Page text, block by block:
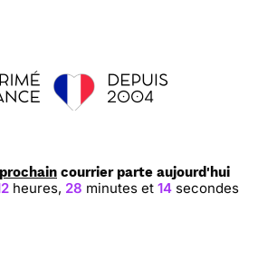
prochain courrier parte aujourd'hui
heures, 28 minutes et 14 secondes